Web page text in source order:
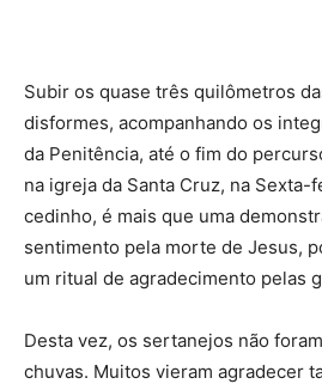
Subir os quase três quilômetros
disformes, acompanhando os
da Penitência, até o fim do
na igreja da Santa Cruz, na Sexta-
cedinho, é mais que uma
sentimento pela morte de Jesus,
um ritual de agradecimento pelas
Desta vez, os sertanejos não
chuvas. Muitos vieram agradecer